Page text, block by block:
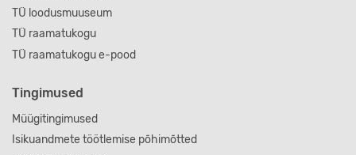
TÜ loodusmuuseum
TÜ raamatukogu
TÜ raamatukogu e-pood
Tingimused
Müügitingimused
Isikuandmete töötlemise põhimõtted